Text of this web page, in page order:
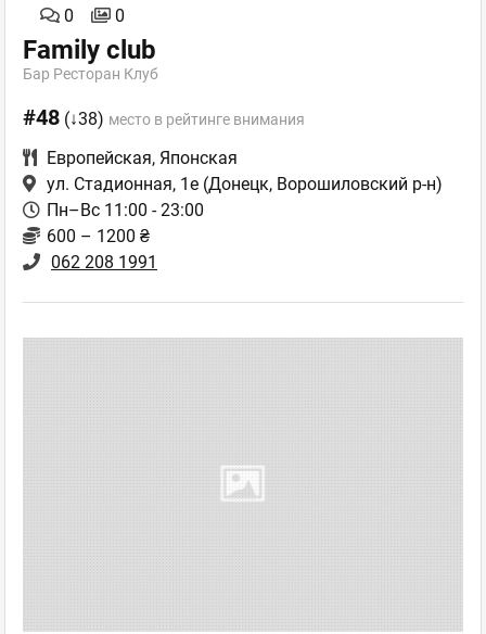
0 0
Family club
Бар Ресторан Клуб
#48 (↓38) место в рейтинге внимания
Европейская, Японская
ул. Стадионная, 1е (Донецк, Ворошиловский р-н)
Пн–Вс 11:00 - 23:00
600 – 1200 ₴
062 208 1991